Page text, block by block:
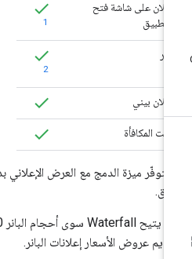
إعلان على شاشة فتح
التطبيق
بانر
إعلان بيني
تمت المكافأة
تتوفّر ميزة الدمج مع العرض الإعلاني
عروض الأسعار إعلانات البانر.